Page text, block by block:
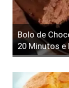
Bolo de
20 Minutos e